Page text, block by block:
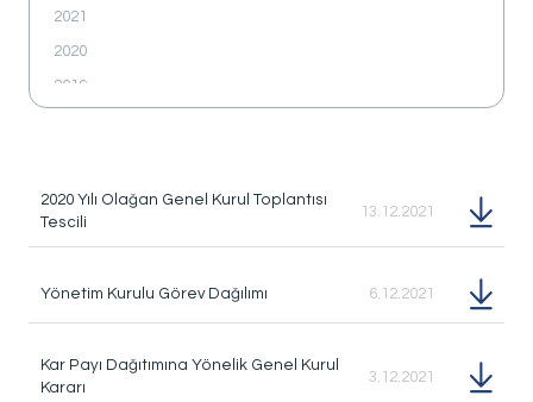
Bize Ulaşın
2021
2020
2019
2015
2013
2020 Yılı Olağan Genel Kurul Toplantısı
Tescili
13.12.2021
Yönetim Kurulu Görev Dağılımı 6.12.2021
Kar Payı Dağıtımına Yönelik Genel Kurul
Kararı
3.12.2021